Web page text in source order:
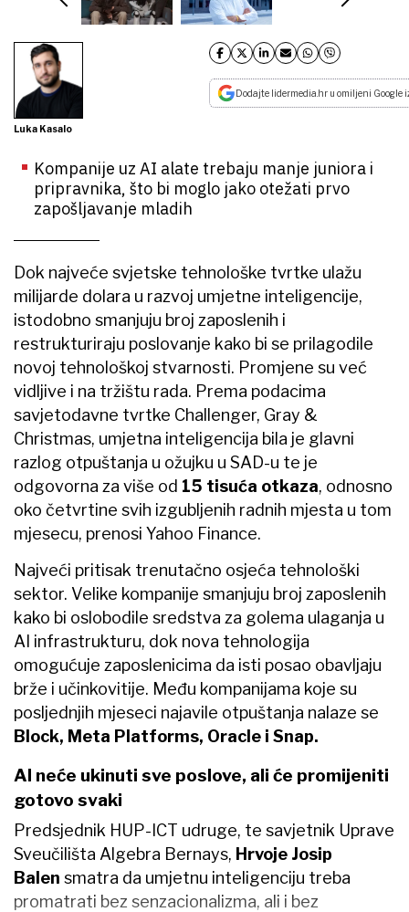
Luka Kasalo
Dodajte lidermedia.hr u omiljeni Google
Kompanije uz AI alate trebaju manje juniora i
pripravnika, što bi moglo jako otežati prvo
zapošljavanje mladih
Dok najveće svjetske tehnološke tvrtke ulažu
milijarde dolara u razvoj umjetne inteligencije,
istodobno smanjuju broj zaposlenih i
restrukturiraju poslovanje kako bi se prilagodile
novoj tehnološkoj stvarnosti. Promjene su već
vidljive i na tržištu rada. Prema podacima
savjetodavne tvrtke Challenger, Gray &
Christmas, umjetna inteligencija bila je glavni
razlog otpuštanja u ožujku u SAD-u te je
odgovorna za više od 15 tisuća otkaza, odnosno
oko četvrtine svih izgubljenih radnih mjesta u tom
mjesecu, prenosi Yahoo Finance.
Najveći pritisak trenutačno osjeća tehnološki
sektor. Velike kompanije smanjuju broj zaposlenih
kako bi oslobodile sredstva za golema ulaganja u
AI infrastrukturu, dok nova tehnologija
omogućuje zaposlenicima da isti posao obavljaju
brže i učinkovitije. Među kompanijama koje su
posljednjih mjeseci najavile otpuštanja nalaze se
Block, Meta Platforms, Oracle i Snap.
AI neće ukinuti sve poslove, ali će promijeniti
gotovo svaki
Predsjednik HUP-ICT udruge, te savjetnik Uprave
Sveučilišta Algebra Bernays, Hrvoje Josip
Balen smatra da umjetnu inteligenciju treba
promatrati bez senzacionalizma, ali i bez